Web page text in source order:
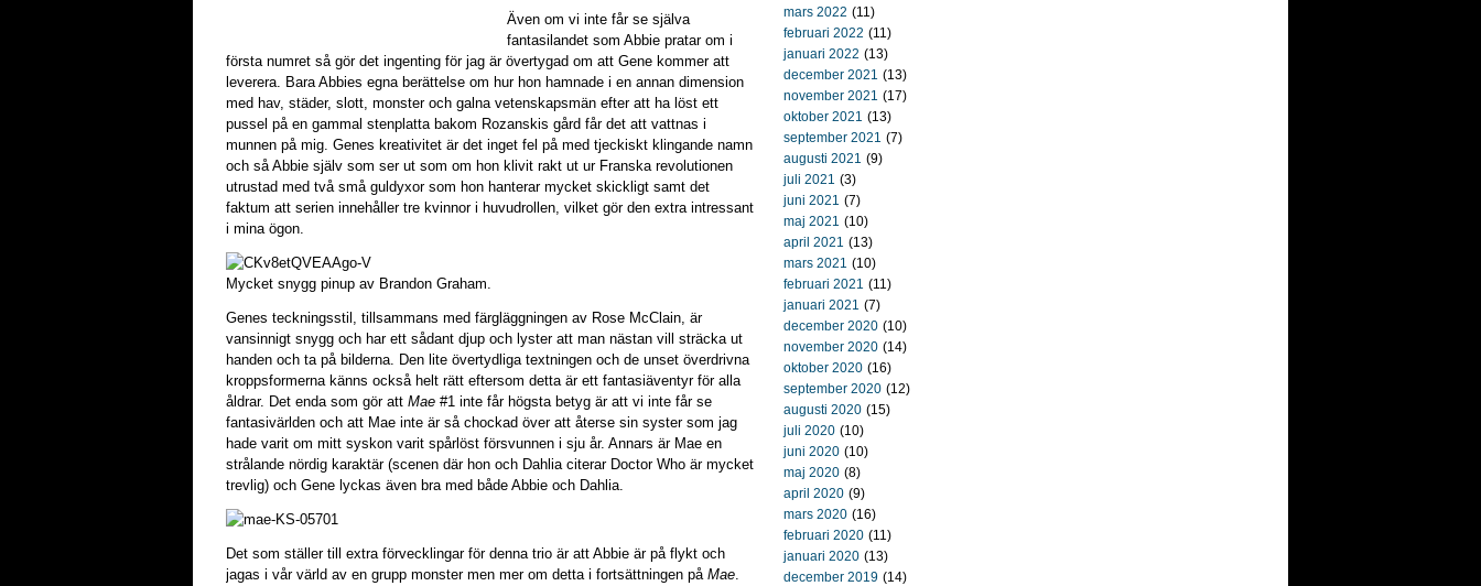
Även om vi inte får se själva
fantasilandet som Abbie pratar om i
första numret så gör det ingenting för jag är övertygad om att Gene kommer att
leverera. Bara Abbies egna berättelse om hur hon hamnade i en annan dimension
med hav, städer, slott, monster och galna vetenskapsmän efter att ha löst ett
pussel på en gammal stenplatta bakom Rozanskis gård får det att vattnas i
munnen på mig. Genes kreativitet är det inget fel på med tjeckiskt klingande namn
och så Abbie själv som ser ut som om hon klivit rakt ut ur Franska revolutionen
utrustad med två små guldyxor som hon hanterar mycket skickligt samt det
faktum att serien innehåller tre kvinnor i huvudrollen, vilket gör den extra intressant
i mina ögon.
Mycket snygg pinup av Brandon Graham.
Genes teckningsstil, tillsammans med färgläggningen av Rose McClain, är
vansinnigt snygg och har ett sådant djup och lyster att man nästan vill sträcka ut
handen och ta på bilderna. Den lite övertydliga textningen och de unset överdrivna
kroppsformerna känns också helt rätt eftersom detta är ett fantasiäventyr för alla
åldrar. Det enda som gör att Mae #1 inte får högsta betyg är att vi inte får se
fantasivärlden och att Mae inte är så chockad över att återse sin syster som jag
hade varit om mitt syskon varit spårlöst försvunnen i sju år. Annars är Mae en
strålande nördig karaktär (scenen där hon och Dahlia citerar Doctor Who är mycket
trevlig) och Gene lyckas även bra med både Abbie och Dahlia.
Det som ställer till extra förvecklingar för denna trio är att Abbie är på flykt och
jagas i vår värld av en grupp monster men mer om detta i fortsättningen på Mae.
mars 2022 (11)
februari 2022 (11)
januari 2022 (13)
december 2021 (13)
november 2021 (17)
oktober 2021 (13)
september 2021 (7)
augusti 2021 (9)
juli 2021 (3)
juni 2021 (7)
maj 2021 (10)
april 2021 (13)
mars 2021 (10)
februari 2021 (11)
januari 2021 (7)
december 2020 (10)
november 2020 (14)
oktober 2020 (16)
september 2020 (12)
augusti 2020 (15)
juli 2020 (10)
juni 2020 (10)
maj 2020 (8)
april 2020 (9)
mars 2020 (16)
februari 2020 (11)
januari 2020 (13)
december 2019 (14)